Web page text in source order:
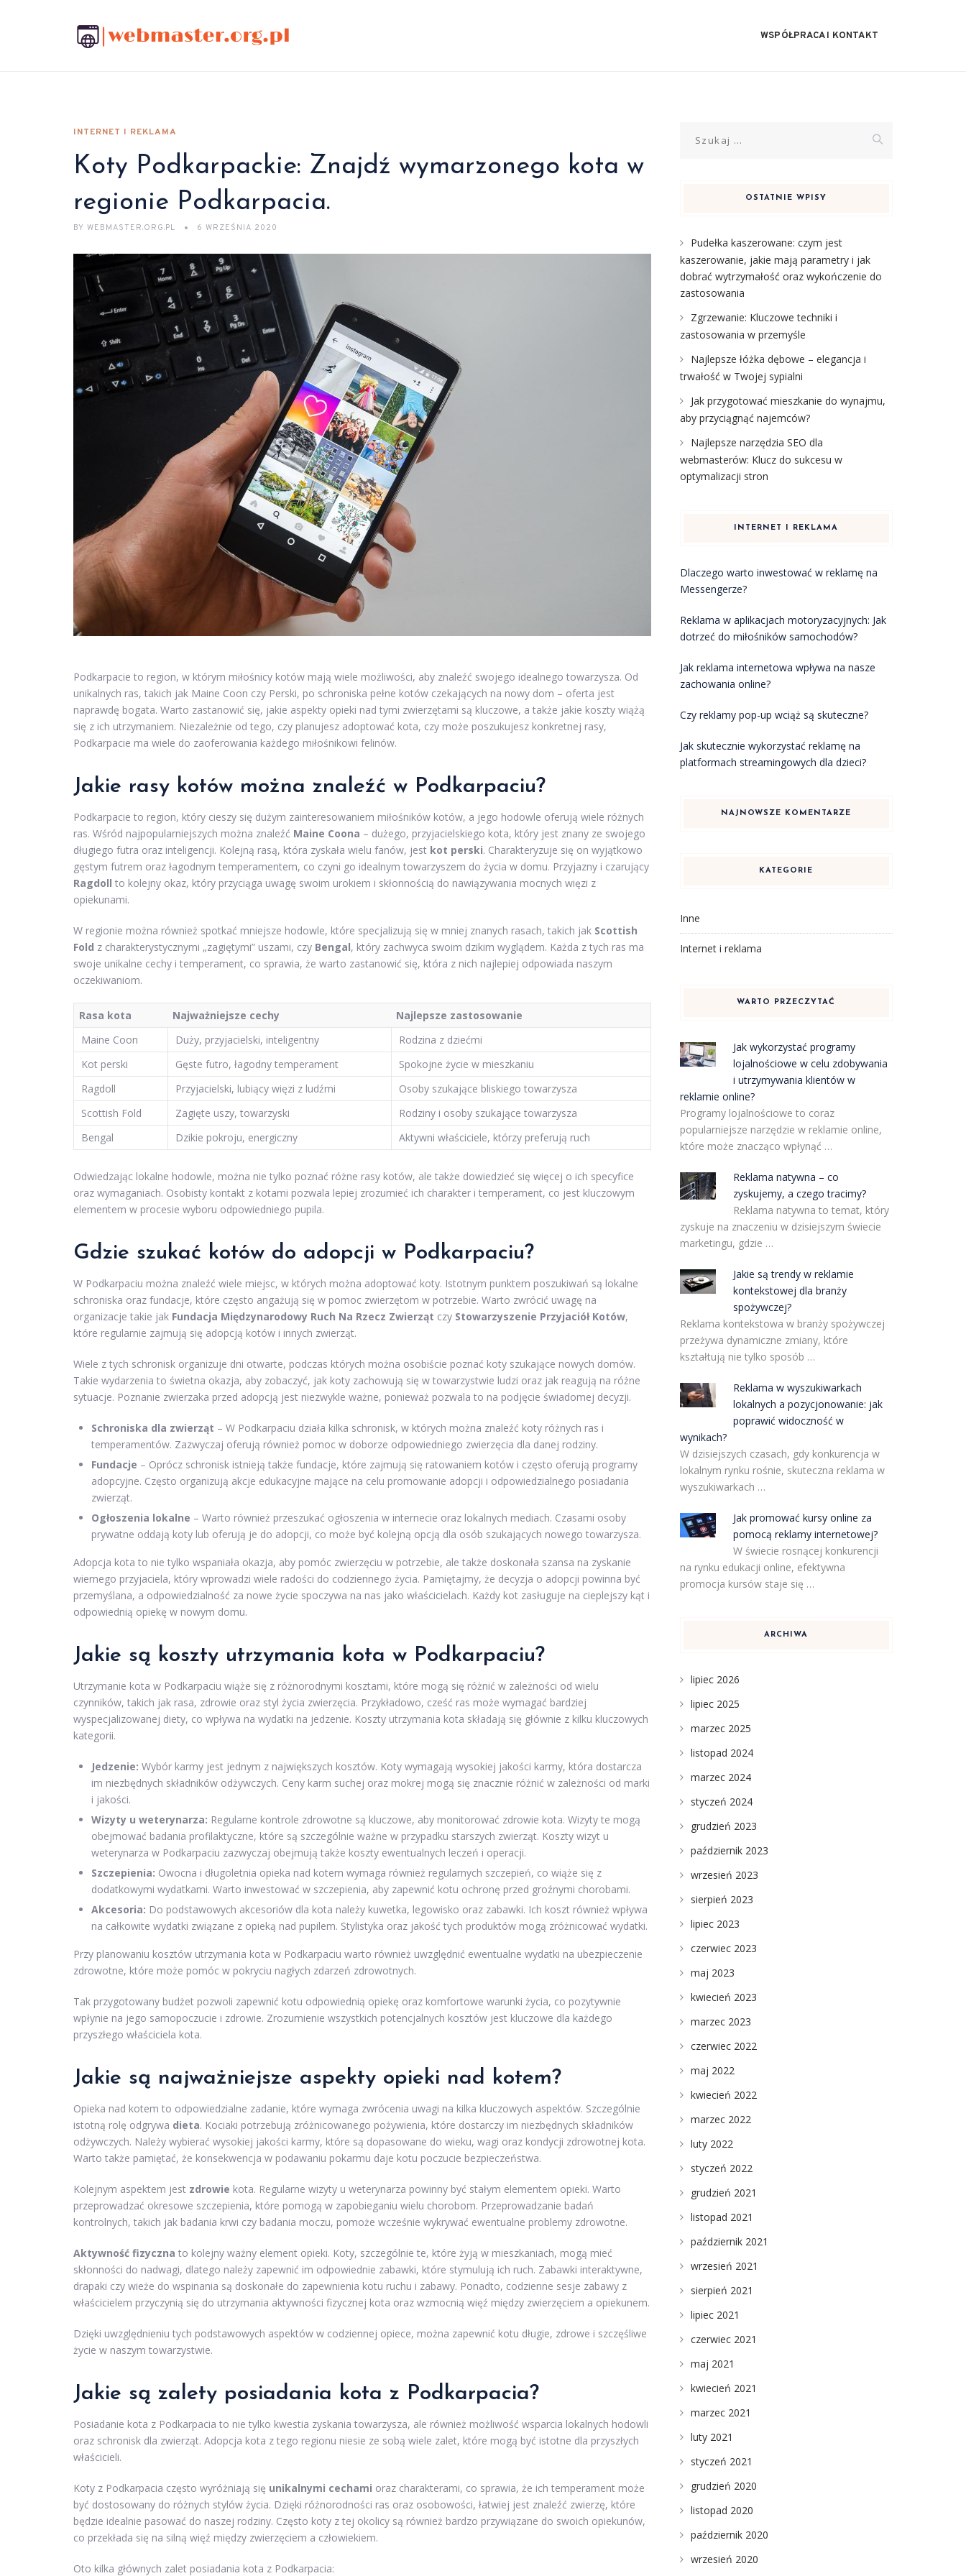
WSPÓŁPRACA I KONTAKT
INTERNET I REKLAMA
Koty Podkarpackie: Znajdź wymarzonego kota w
regionie Podkarpacia.
BY WEBMASTER.ORG.PL 6 WRZEŚNIA 2020
Podkarpacie to region, w którym miłośnicy kotów mają wiele możliwości, aby znaleźć swojego idealnego towarzysza. Od
unikalnych ras, takich jak Maine Coon czy Perski, po schroniska pełne kotów czekających na nowy dom – oferta jest
naprawdę bogata. Warto zastanowić się, jakie aspekty opieki nad tymi zwierzętami są kluczowe, a także jakie koszty wiążą
się z ich utrzymaniem. Niezależnie od tego, czy planujesz adoptować kota, czy może poszukujesz konkretnej rasy,
Podkarpacie ma wiele do zaoferowania każdego miłośnikowi felinów.
Jakie rasy kotów można znaleźć w Podkarpaciu?
Podkarpacie to region, który cieszy się dużym zainteresowaniem miłośników kotów, a jego hodowle oferują wiele różnych
ras. Wśród najpopularniejszych można znaleźć Maine Coona – dużego, przyjacielskiego kota, który jest znany ze swojego
długiego futra oraz inteligencji. Kolejną rasą, która zyskała wielu fanów, jest kot perski. Charakteryzuje się on wyjątkowo
gęstym futrem oraz łagodnym temperamentem, co czyni go idealnym towarzyszem do życia w domu. Przyjazny i czarujący
Ragdoll to kolejny okaz, który przyciąga uwagę swoim urokiem i skłonnością do nawiązywania mocnych więzi z
opiekunami.
W regionie można również spotkać mniejsze hodowle, które specjalizują się w mniej znanych rasach, takich jak Scottish
Fold z charakterystycznymi „zagiętymi” uszami, czy Bengal, który zachwyca swoim dzikim wyglądem. Każda z tych ras ma
swoje unikalne cechy i temperament, co sprawia, że warto zastanowić się, która z nich najlepiej odpowiada naszym
oczekiwaniom.
Rasa kota Najważniejsze cechy
Najlepsze zastosowanie
Maine Coon
Duży, przyjacielski, inteligentny
Rodzina z dziećmi
Kot perski
Gęste futro, łagodny temperament
Spokojne życie w mieszkaniu
Ragdoll
Przyjacielski, lubiący więzi z ludźmi
Osoby szukające bliskiego towarzysza
Scottish Fold
Zagięte uszy, towarzyski
Rodziny i osoby szukające towarzysza
Bengal
Dzikie pokroju, energiczny Aktywni właściciele, którzy preferują ruch
Odwiedzając lokalne hodowle, można nie tylko poznać różne rasy kotów, ale także dowiedzieć się więcej o ich specyfice
oraz wymaganiach. Osobisty kontakt z kotami pozwala lepiej zrozumieć ich charakter i temperament, co jest kluczowym
elementem w procesie wyboru odpowiedniego pupila.
Gdzie szukać kotów do adopcji w Podkarpaciu?
W Podkarpaciu można znaleźć wiele miejsc, w których można adoptować koty. Istotnym punktem poszukiwań są lokalne
schroniska oraz fundacje, które często angażują się w pomoc zwierzętom w potrzebie. Warto zwrócić uwagę na
organizacje takie jak Fundacja Międzynarodowy Ruch Na Rzecz Zwierząt czy Stowarzyszenie Przyjaciół Kotów,
które regularnie zajmują się adopcją kotów i innych zwierząt.
Wiele z tych schronisk organizuje dni otwarte, podczas których można osobiście poznać koty szukające nowych domów.
Takie wydarzenia to świetna okazja, aby zobaczyć, jak koty zachowują się w towarzystwie ludzi oraz jak reagują na różne
sytuacje. Poznanie zwierzaka przed adopcją jest niezwykle ważne, ponieważ pozwala to na podjęcie świadomej decyzji.
Schroniska dla zwierząt – W Podkarpaciu działa kilka schronisk, w których można znaleźć koty różnych ras i
temperamentów. Zazwyczaj oferują również pomoc w doborze odpowiedniego zwierzęcia dla danej rodziny.
Fundacje – Oprócz schronisk istnieją także fundacje, które zajmują się ratowaniem kotów i często oferują programy
adopcyjne. Często organizują akcje edukacyjne mające na celu promowanie adopcji i odpowiedzialnego posiadania
zwierząt.
Ogłoszenia lokalne – Warto również przeszukać ogłoszenia w internecie oraz lokalnych mediach. Czasami osoby
prywatne oddają koty lub oferują je do adopcji, co może być kolejną opcją dla osób szukających nowego towarzysza.
Adopcja kota to nie tylko wspaniała okazja, aby pomóc zwierzęciu w potrzebie, ale także doskonała szansa na zyskanie
wiernego przyjaciela, który wprowadzi wiele radości do codziennego życia. Pamiętajmy, że decyzja o adopcji powinna być
przemyślana, a odpowiedzialność za nowe życie spoczywa na nas jako właścicielach. Każdy kot zasługuje na cieplejszy kąt i
odpowiednią opiekę w nowym domu.
Jakie są koszty utrzymania kota w Podkarpaciu?
Utrzymanie kota w Podkarpaciu wiąże się z różnorodnymi kosztami, które mogą się różnić w zależności od wielu
czynników, takich jak rasa, zdrowie oraz styl życia zwierzęcia. Przykładowo, cześć ras może wymagać bardziej
wyspecjalizowanej diety, co wpływa na wydatki na jedzenie. Koszty utrzymania kota składają się głównie z kilku kluczowych
kategorii.
Jedzenie: Wybór karmy jest jednym z największych kosztów. Koty wymagają wysokiej jakości karmy, która dostarcza
im niezbędnych składników odżywczych. Ceny karm suchej oraz mokrej mogą się znacznie różnić w zależności od marki
i jakości.
Wizyty u weterynarza: Regularne kontrole zdrowotne są kluczowe, aby monitorować zdrowie kota. Wizyty te mogą
obejmować badania profilaktyczne, które są szczególnie ważne w przypadku starszych zwierząt. Koszty wizyt u
weterynarza w Podkarpaciu zazwyczaj obejmują także koszty ewentualnych leczeń i operacji.
Szczepienia: Owocna i długoletnia opieka nad kotem wymaga również regularnych szczepień, co wiąże się z
dodatkowymi wydatkami. Warto inwestować w szczepienia, aby zapewnić kotu ochronę przed groźnymi chorobami.
Akcesoria: Do podstawowych akcesoriów dla kota należy kuwetka, legowisko oraz zabawki. Ich koszt również wpływa
na całkowite wydatki związane z opieką nad pupilem. Stylistyka oraz jakość tych produktów mogą zróżnicować wydatki.
Przy planowaniu kosztów utrzymania kota w Podkarpaciu warto również uwzględnić ewentualne wydatki na ubezpieczenie
zdrowotne, które może pomóc w pokryciu nagłych zdarzeń zdrowotnych.
Tak przygotowany budżet pozwoli zapewnić kotu odpowiednią opiekę oraz komfortowe warunki życia, co pozytywnie
wpłynie na jego samopoczucie i zdrowie. Zrozumienie wszystkich potencjalnych kosztów jest kluczowe dla każdego
przyszłego właściciela kota.
Jakie są najważniejsze aspekty opieki nad kotem?
Opieka nad kotem to odpowiedzialne zadanie, które wymaga zwrócenia uwagi na kilka kluczowych aspektów. Szczególnie
istotną rolę odgrywa dieta. Kociaki potrzebują zróżnicowanego pożywienia, które dostarczy im niezbędnych składników
odżywczych. Należy wybierać wysokiej jakości karmy, które są dopasowane do wieku, wagi oraz kondycji zdrowotnej kota.
Warto także pamiętać, że konsekwencja w podawaniu pokarmu daje kotu poczucie bezpieczeństwa.
Kolejnym aspektem jest zdrowie kota. Regularne wizyty u weterynarza powinny być stałym elementem opieki. Warto
przeprowadzać okresowe szczepienia, które pomogą w zapobieganiu wielu chorobom. Przeprowadzanie badań
kontrolnych, takich jak badania krwi czy badania moczu, pomoże wcześnie wykrywać ewentualne problemy zdrowotne.
Aktywność fizyczna to kolejny ważny element opieki. Koty, szczególnie te, które żyją w mieszkaniach, mogą mieć
skłonności do nadwagi, dlatego należy zapewnić im odpowiednie zabawki, które stymulują ich ruch. Zabawki interaktywne,
drapaki czy wieże do wspinania są doskonałe do zapewnienia kotu ruchu i zabawy. Ponadto, codzienne sesje zabawy z
właścicielem przyczynią się do utrzymania aktywności fizycznej kota oraz wzmocnią więź między zwierzęciem a opiekunem.
Dzięki uwzględnieniu tych podstawowych aspektów w codziennej opiece, można zapewnić kotu długie, zdrowe i szczęśliwe
życie w naszym towarzystwie.
Jakie są zalety posiadania kota z Podkarpacia?
Posiadanie kota z Podkarpacia to nie tylko kwestia zyskania towarzysza, ale również możliwość wsparcia lokalnych hodowli
oraz schronisk dla zwierząt. Adopcja kota z tego regionu niesie ze sobą wiele zalet, które mogą być istotne dla przyszłych
właścicieli.
Koty z Podkarpacia często wyróżniają się unikalnymi cechami oraz charakterami, co sprawia, że ich temperament może
być dostosowany do różnych stylów życia. Dzięki różnorodności ras oraz osobowości, łatwiej jest znaleźć zwierzę, które
będzie idealnie pasować do naszej rodziny. Często koty z tej okolicy są również bardzo przywiązane do swoich opiekunów,
co przekłada się na silną więź między zwierzęciem a człowiekiem.
Oto kilka głównych zalet posiadania kota z Podkarpacia:
OSTATNIE WPISY
Pudełka kaszerowane: czym jest
kaszerowanie, jakie mają parametry i jak
dobrać wytrzymałość oraz wykończenie do
zastosowania
Zgrzewanie: Kluczowe techniki i
zastosowania w przemyśle
Najlepsze łóżka dębowe – elegancja i
trwałość w Twojej sypialni
Jak przygotować mieszkanie do wynajmu,
aby przyciągnąć najemców?
Najlepsze narzędzia SEO dla
webmasterów: Klucz do sukcesu w
optymalizacji stron
INTERNET I REKLAMA
Dlaczego warto inwestować w reklamę na
Messengerze?
Reklama w aplikacjach motoryzacyjnych: Jak
dotrzeć do miłośników samochodów?
Jak reklama internetowa wpływa na nasze
zachowania online?
Czy reklamy pop-up wciąż są skuteczne?
Jak skutecznie wykorzystać reklamę na
platformach streamingowych dla dzieci?
NAJNOWSZE KOMENTARZE
KATEGORIE
Inne
Internet i reklama
WARTO PRZECZYTAĆ
Jak wykorzystać programy
lojalnościowe w celu zdobywania
i utrzymywania klientów w
reklamie online?
Programy lojalnościowe to coraz
popularniejsze narzędzie w reklamie online,
które może znacząco wpłynąć …
Reklama natywna – co
zyskujemy, a czego tracimy?
Reklama natywna to temat, który
zyskuje na znaczeniu w dzisiejszym świecie
marketingu, gdzie …
Jakie są trendy w reklamie
kontekstowej dla branży
spożywczej?
Reklama kontekstowa w branży spożywczej
przeżywa dynamiczne zmiany, które
kształtują nie tylko sposób …
Reklama w wyszukiwarkach
lokalnych a pozycjonowanie: jak
poprawić widoczność w
wynikach?
W dzisiejszych czasach, gdy konkurencja w
lokalnym rynku rośnie, skuteczna reklama w
wyszukiwarkach …
Jak promować kursy online za
pomocą reklamy internetowej?
W świecie rosnącej konkurencji
na rynku edukacji online, efektywna
promocja kursów staje się …
ARCHIWA
lipiec 2026
lipiec 2025
marzec 2025
listopad 2024
marzec 2024
styczeń 2024
grudzień 2023
październik 2023
wrzesień 2023
sierpień 2023
lipiec 2023
czerwiec 2023
maj 2023
kwiecień 2023
marzec 2023
czerwiec 2022
maj 2022
kwiecień 2022
marzec 2022
luty 2022
styczeń 2022
grudzień 2021
listopad 2021
październik 2021
wrzesień 2021
sierpień 2021
lipiec 2021
czerwiec 2021
maj 2021
kwiecień 2021
marzec 2021
luty 2021
styczeń 2021
grudzień 2020
listopad 2020
październik 2020
wrzesień 2020